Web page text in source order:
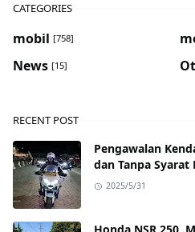
CATEGORIES
mobil [758]
News [15]
RECENT POST
Pengawalan
dan Tanpa Syarat
2025/5/31